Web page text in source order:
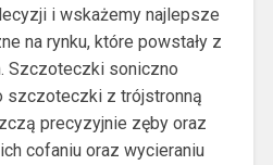
i wskażemy najlepsze
na rynku, które powstały z
Szczoteczki soniczno
szczoteczki z trójstronną
precyzyjnie zęby oraz
cofaniu oraz wycieraniu